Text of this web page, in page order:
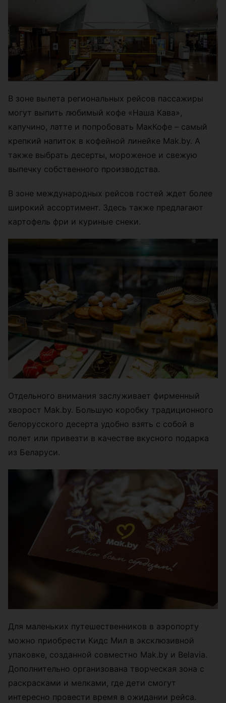
В зоне вылета региональных рейсов пассажиры
могут выпить любимый кофе «Наша Кава»,
капучино, латте и попробовать МакКофе – самый
крепкий напиток в кофейной линейке Mak.by. А
также выбрать десерты, мороженое и свежую
выпечку собственного производства.
В зоне международных рейсов гостей ждет более
широкий ассортимент. Здесь также предлагают
картофель фри и куриные снеки.
Отдельного внимания заслуживает фирменный
хворост Mak.by. Большую коробку традиционного
белорусского десерта удобно взять с собой в
полет или привезти в качестве вкусного подарка
из Беларуси.
Для маленьких путешественников в аэропорту
можно приобрести Кидс Мил в эксклюзивной
упаковке, созданной совместно Mak.by и Belavia.
Дополнительно организована творческая зона с
раскрасками и мелками, где дети смогут
интересно провести время в ожидании рейса.